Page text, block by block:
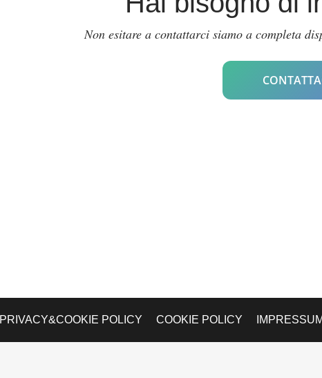
Non esitare a contattarci siamo a completa
PRIVACY&COOKIE POLICY COOKIE POLICY IMPRESSUM